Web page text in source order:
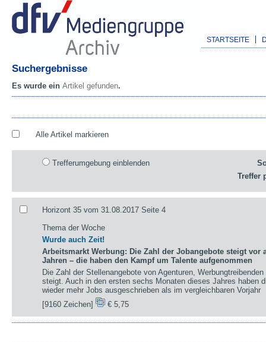
STARTSEITE
Suchergebnisse
Es wurde ein Artikel gefunden.
Alle Artikel markieren
Trefferumgebung einblenden
Treffer
Horizont 35 vom 31.08.2017 Seite 4
Thema der Woche
Wurde auch Zeit!
Arbeitsmarkt Werbung: Die Zahl der Jobangebote steigt vor
Jahren – die haben den Kampf um Talente aufgenommen
Die Zahl der Stellenangebote von Agenturen,
steigt. Auch in den ersten sechs Monaten dieses Jahres haben
wieder mehr Jobs ausgeschrieben als im vergleichbaren Vorjahr
[9160 Zeichen]
€ 5,75